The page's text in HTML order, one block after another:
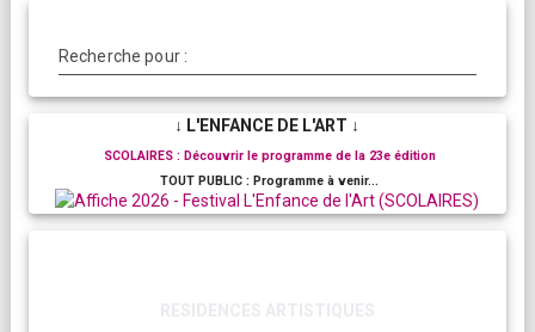
Recherche pour :
↓ L'ENFANCE DE L'ART ↓
SCOLAIRES : Découvrir le programme de la 23e édition
TOUT PUBLIC : Programme à venir...